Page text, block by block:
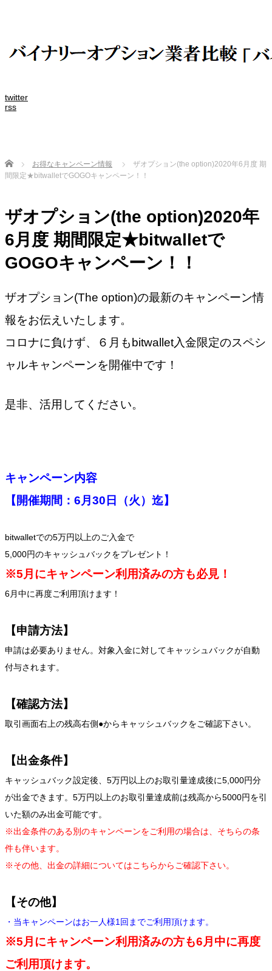
twitter
rss
Home お得なキャンペーン情報
ザオプション(the option)2020年6月度 期
間限定★bitwalletでGOGOキャンペーン！！
ザオプション(the option)2020年
6月度 期間限定★bitwalletで
GOGOキャンペーン！！
ザオプション(The option)の最新のキャンペーン情
報をお伝えいたします。
コロナに負けず、６月もbitwallet入金限定のスペシ
ャルキャンペーンを開催中です！
是非、活用してください。
キャンペーン内容
【開催期間：6月30日（火）迄】
bitwalletでの5万円以上のご入金で
5,000円のキャッシュバックをプレゼント！
※5月にキャンペーン利用済みの方も必見！
6月中に再度ご利用頂けます！
【申請方法】
申請は必要ありません。対象入金に対してキャッシュバックが自動
付与されます。
【確認方法】
取引画面右上の残高右側●からキャッシュバックをご確認下さい。
【出金条件】
キャッシュバック設定後、5万円以上のお取引量達成後に5,000円分
が出金できます。5万円以上のお取引量達成前は残高から5000円を引
いた額のみ出金可能です。
※出金条件のある別のキャンペーンをご利用の場合は、そちらの条
件も伴います。
※その他、出金の詳細についてはこちらからご確認下さい。
【その他】
・当キャンペーンはお一人様1回までご利用頂けます。
※5月にキャンペーン利用済みの方も6月中に再度
ご利用頂けます。